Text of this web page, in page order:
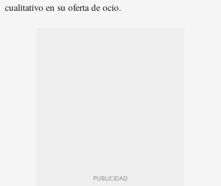
cualitativo en su oferta de ocio.